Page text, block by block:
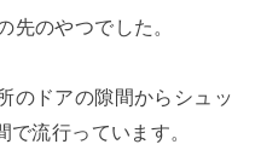
先のやつでした。
のドアの隙間からシュッ
流行っています。